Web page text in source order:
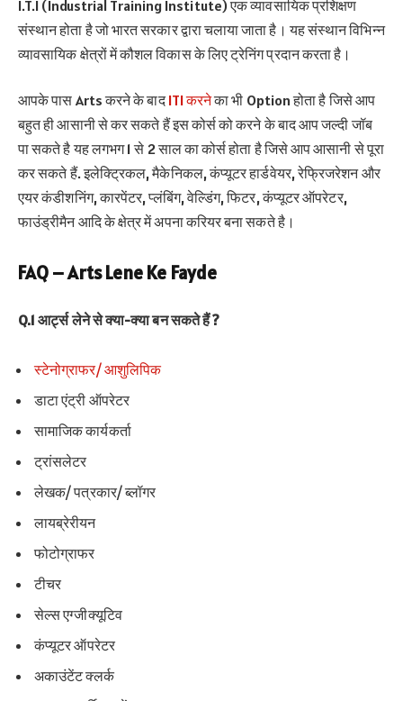
I.T.I (Industrial Training Institute) एक व्यावसायिक प्रशिक्षण
संस्थान होता है जो भारत सरकार द्वारा चलाया जाता है। यह संस्थान विभिन्न
व्यावसायिक क्षेत्रों में कौशल विकास के लिए ट्रेनिंग प्रदान करता है।
आपके पास Arts करने के बादITI करनेका भी Option होता है जिसे आप
बहुत ही आसानी से कर सकते हैं इस कोर्स को करने के बाद आप जल्दी जॉब
पा सकते है यह लगभग 1 से 2 साल का कोर्स होता है जिसे आप आसानी से पूरा
कर सकते हैं. इलेक्ट्रिकल, मैकेनिकल, कंप्यूटर हार्डवेयर, रेफ्रिजरेशन और
एयर कंडीशनिंग, कारपेंटर, प्लंबिंग, वेल्डिंग, फिटर, कंप्यूटर ऑपरेटर,
फाउंड्रीमैन आदि के क्षेत्र में अपना करियर बना सकते है।
FAQ –Arts Lene Ke Fayde
Q.1 आर्ट्स लेने से क्या-क्या बन सकते हैं ?
स्टेनोग्राफर/ आशुलिपिक
डाटा एंट्री ऑपरेटर
सामाजिक कार्यकर्ता
ट्रांसलेटर
लेखक/ पत्रकार/ ब्लॉगर
लायब्रेरीयन
फोटोग्राफर
टीचर
सेल्स एग्जीक्यूटिव
कंप्यूटर ऑपरेटर
अकाउंटेंट क्लर्क